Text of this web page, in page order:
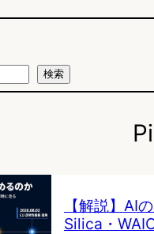
検索
【解説】AI
Silica・